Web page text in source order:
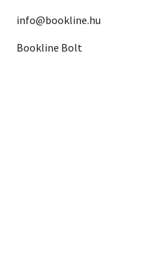
info@bookline.hu
Bookline Bolt